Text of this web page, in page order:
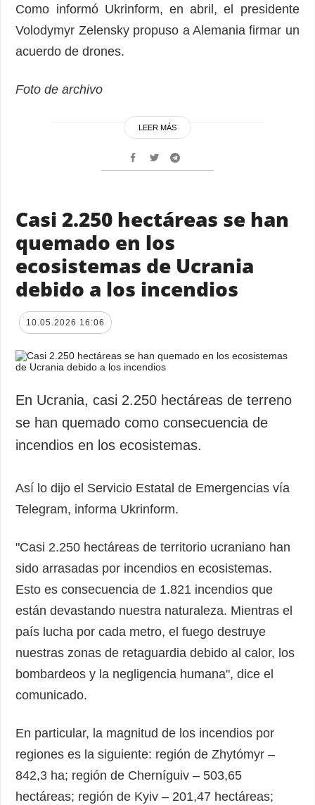
Como informó Ukrinform, en abril, el presidente
Volodymyr Zelensky propuso a Alemania firmar un
acuerdo de drones.
Foto de archivo
LEER MÁS
Casi 2.250 hectáreas se han
quemado en los
ecosistemas de Ucrania
debido a los incendios
10.05.2026 16:06
En Ucrania, casi 2.250 hectáreas de terreno
se han quemado como consecuencia de
incendios en los ecosistemas.
Así lo dijo el Servicio Estatal de Emergencias vía
Telegram, informa Ukrinform.
"Casi 2.250 hectáreas de territorio ucraniano han
sido arrasadas por incendios en ecosistemas.
Esto es consecuencia de 1.821 incendios que
están devastando nuestra naturaleza. Mientras el
país lucha por cada metro, el fuego destruye
nuestras zonas de retaguardia debido al calor, los
bombardeos y la negligencia humana", dice el
comunicado.
En particular, la magnitud de los incendios por
regiones es la siguiente: región de Zhytómyr –
842,3 ha; región de Cherníguiv – 503,65
hectáreas; región de Kyiv – 201,47 hectáreas;